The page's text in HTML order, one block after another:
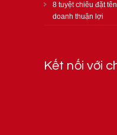
8 tuyệt chiêu đặt
doanh thuận lợi
Kết nối với